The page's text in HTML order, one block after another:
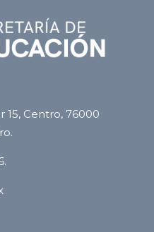
15, Centro, 76000